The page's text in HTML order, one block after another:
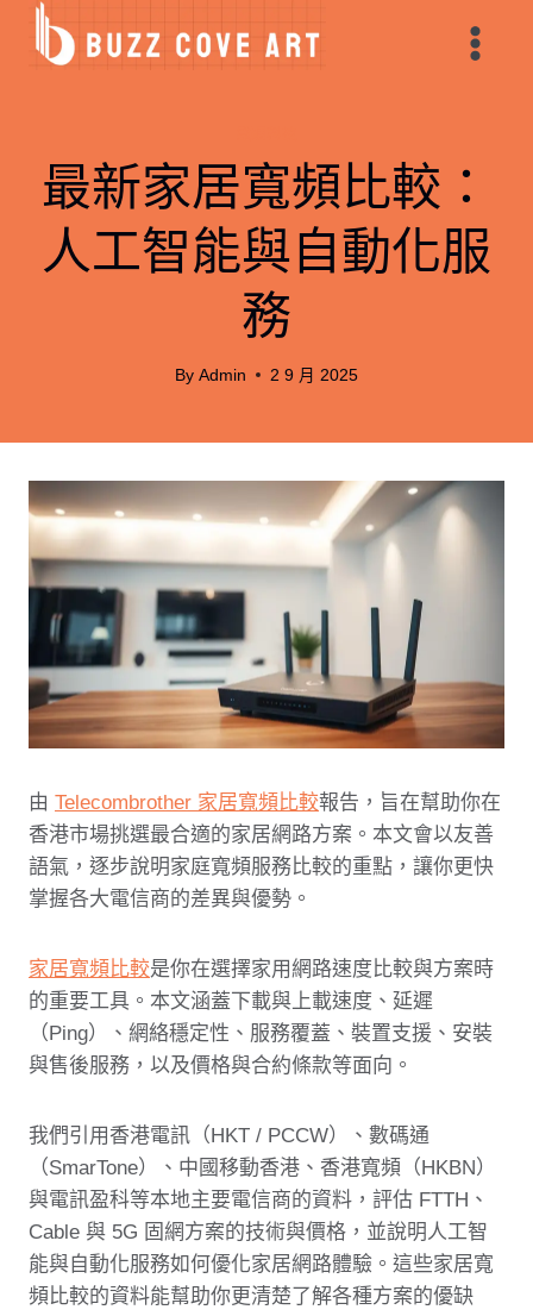
Skip
最新家居寬頻比較：
人工智能與自動化服
務
By Admin 2 9 月 2025
由 Telecombrother 家居寬頻比較報告，旨在幫助你在
香港市場挑選最合適的家居網路方案。本文會以友善
語氣，逐步說明家庭寬頻服務比較的重點，讓你更快
掌握各大電信商的差異與優勢。
家居寬頻比較是你在選擇家用網路速度比較與方案時
的重要工具。本文涵蓋下載與上載速度、延遲
（Ping）、網絡穩定性、服務覆蓋、裝置支援、安裝
與售後服務，以及價格與合約條款等面向。
我們引用香港電訊（HKT / PCCW）、數碼通
（SmarTone）、中國移動香港、香港寬頻（HKBN）
與電訊盈科等本地主要電信商的資料，評估 FTTH、
Cable 與 5G 固網方案的技術與價格，並說明人工智
能與自動化服務如何優化家居網路體驗。這些家居寬
頻比較的資料能幫助你更清楚了解各種方案的優缺